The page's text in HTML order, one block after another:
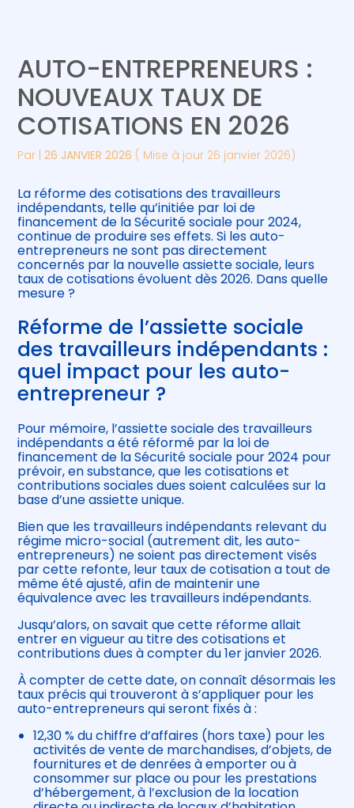
Gérer votre quotidien
Piloter votre entreprise
Développer votre entreprise
Construire votre patrimoine
Être prêt pour la facturation
électronique
Suivre votre comptabilité
Gérer vos ressources humaines
AUTO-ENTREPRENEURS :
NOUVEAUX TAUX DE
COTISATIONS EN 2026
Par |26 JANVIER 2026 ( Mise à jour 26 janvier 2026)
La réforme des cotisations des travailleurs
indépendants, telle qu’initiée par loi de
financement de la Sécurité sociale pour 2024,
continue de produire ses effets. Si les auto-
entrepreneurs ne sont pas directement
concernés par la nouvelle assiette sociale, leurs
taux de cotisations évoluent dès 2026. Dans quelle
mesure ?
Réforme de l’assiette sociale
des travailleurs indépendants :
quel impact pour les auto-
entrepreneur ?
Pour mémoire, l’assiette sociale des travailleurs
indépendants a été réformé par la loi de
financement de la Sécurité sociale pour 2024 pour
prévoir, en substance, que les cotisations et
contributions sociales dues soient calculées sur la
base d’une assiette unique.
Bien que les travailleurs indépendants relevant du
régime micro-social (autrement dit, les auto-
entrepreneurs) ne soient pas directement visés
par cette refonte, leur taux de cotisation a tout de
même été ajusté, afin de maintenir une
équivalence avec les travailleurs indépendants.
Jusqu’alors, on savait que cette réforme allait
entrer en vigueur au titre des cotisations et
contributions dues à compter du 1er janvier 2026.
À compter de cette date, on connaît désormais les
taux précis qui trouveront à s’appliquer pour les
auto-entrepreneurs qui seront fixés à :
12,30 % du chiffre d’affaires (hors taxe) pour les
activités de vente de marchandises, d’objets, de
fournitures et de denrées à emporter ou à
consommer sur place ou pour les prestations
d’hébergement, à l’exclusion de la location